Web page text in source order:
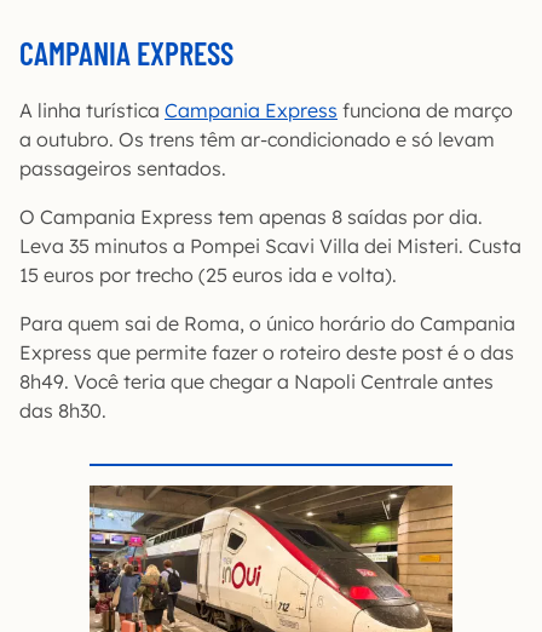
CAMPANIA EXPRESS
A linha turística Campania Express funciona de março
a outubro. Os trens têm ar-condicionado e só levam
passageiros sentados.
O Campania Express tem apenas 8 saídas por dia.
Leva 35 minutos a Pompei Scavi Villa dei Misteri. Custa
15 euros por trecho (25 euros ida e volta).
Para quem sai de Roma, o único horário do Campania
Express que permite fazer o roteiro deste post é o das
8h49. Você teria que chegar a Napoli Centrale antes
das 8h30.